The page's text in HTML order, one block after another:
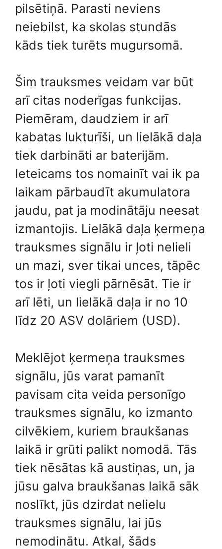
pilsētiņā. Parasti neviens
neiebilst, ka skolas stundās
kāds tiek turēts mugursomā.
Šim trauksmes veidam var būt
arī citas noderīgas funkcijas.
Piemēram, daudziem ir arī
kabatas lukturīši, un lielākā daļa
tiek darbināti ar baterijām.
Ieteicams tos nomainīt vai ik pa
laikam pārbaudīt akumulatora
jaudu, pat ja modinātāju neesat
izmantojis. Lielākā daļa ķermeņa
trauksmes signālu ir ļoti nelieli
un mazi, sver tikai unces, tāpēc
tos ir ļoti viegli pārnēsāt. Tie ir
arī lēti, un lielākā daļa ir no 10
līdz 20 ASV dolāriem (USD).
Meklējot ķermeņa trauksmes
signālu, jūs varat pamanīt
pavisam cita veida personīgo
trauksmes signālu, ko izmanto
cilvēkiem, kuriem braukšanas
laikā ir grūti palikt nomodā. Tās
tiek nēsātas kā austiņas, un, ja
jūsu galva braukšanas laikā sāk
noslīkt, jūs dzirdat nelielu
trauksmes signālu, lai jūs
nemodinātu. Atkal, šāds